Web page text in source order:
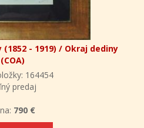
- 1919) / Okraj dediny
(COA)
164454
predaj
790 €